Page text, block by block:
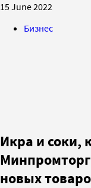
15 June 2022
Бизнес
Икра и соки,
новых